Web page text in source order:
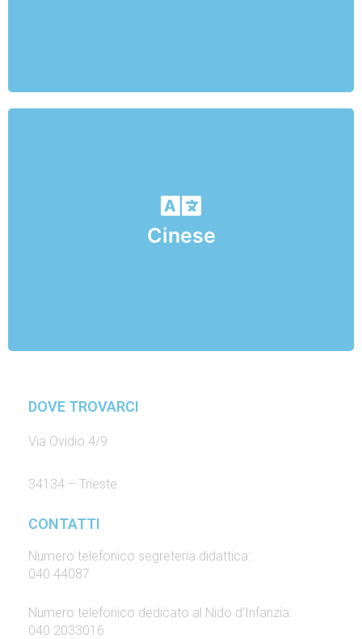
Cinese
Corsi di lingua cinese per la scuola primaria e secondaria
DOVE TROVARCI
Via Ovidio 4/9
34134 – Trieste
CONTATTI
Numero telefonico segreteria didattica:
040 44087
Numero telefonico dedicato al Nido d’Infanzia:
040 2033016